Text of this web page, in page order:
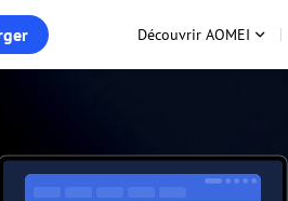
Découvrir AOMEI